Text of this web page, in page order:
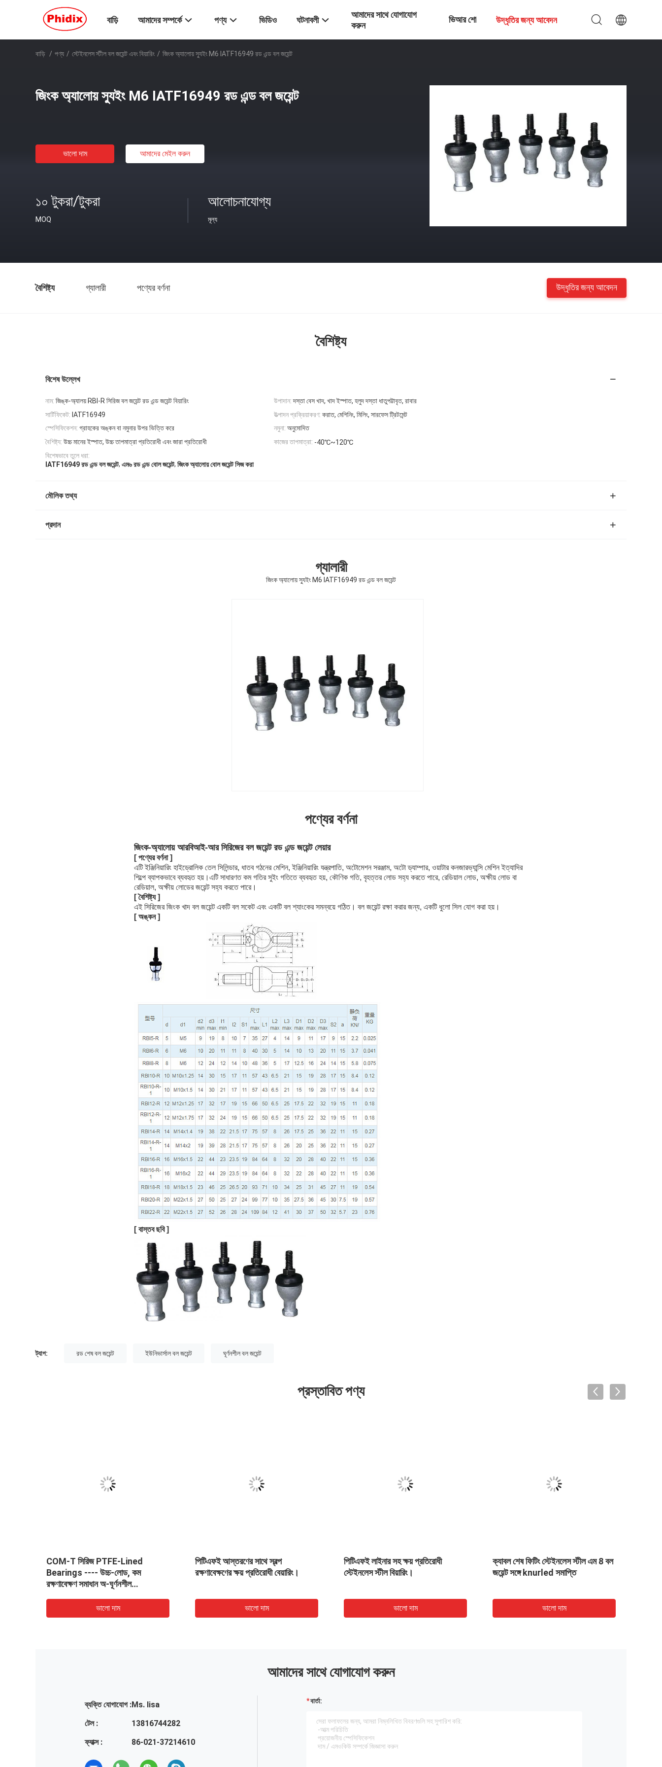
বাড়ি আমাদের সম্পর্কে পণ্য ভিডিও ঘটনাবলী
আমাদের সাথে যোগাযোগ
করুন
ভিআর শো উদ্ধৃতির জন্য আবেদন
বাড়ি / পণ্য / স্টেইনলেস স্টীল বল জয়েন্ট এবং বিয়ারিং / জিংক অ্যালোয় স্যুইং M6 IATF16949 রড এন্ড বল জয়েন্ট
জিংক অ্যালোয় স্যুইং M6 IATF16949 রড এন্ড বল জয়েন্ট
ভালো দাম আমাদের মেইল ​​করুন
১০ টুকরা/টুকরা
MOQ
আলোচনাযোগ্য
মূল্য
বৈশিষ্ট্য গ্যালারী পণ্যের বর্ণনা উদ্ধৃতির জন্য আবেদন
বৈশিষ্ট্য
বিশেষ উল্লেখ
নাম: জিঙ্ক-অ্যালয় RBI-R সিরিজ বল জয়েন্ট রড এন্ড জয়েন্ট বিয়ারিং উপাদান: দস্তা বেস খাদ, খাদ ইস্পাত, হলুদ দস্তা ধাতুপট্টাবৃত, রাবার
সার্টিফিকেট: IATF16949 উত্পাদন প্রক্রিয়াকরণ: করাত, মেশিনিং, মিলিং, সারফেস ট্রিটমেন্ট
স্পেসিফিকেশন: গ্রাহকের অঙ্কন বা নমুনার উপর ভিত্তি করে নমুনা: অনুমোদিত
বৈশিষ্ট্য: উচ্চ মানের ইস্পাত, উচ্চ তাপমাত্রা প্রতিরোধী এবং জারা প্রতিরোধী কাজের তাপমাত্রা: -40℃~120℃
বিশেষভাবে তুলে ধরা:
IATF16949 রড এন্ড বল জয়েন্ট, এম৬ রড এন্ড বোল জয়েন্ট, জিংক অ্যালোয় বোল জয়েন্ট সিজ করা
মৌলিক তথ্য
প্রদান
গ্যালারী
জিংক অ্যালোয় স্যুইং M6 IATF16949 রড এন্ড বল জয়েন্ট
পণ্যের বর্ণনা
জিংক-অ্যালোয় আরবিআই-আর সিরিজের বল জয়েন্ট রড এন্ড জয়েন্ট লেয়ার
[ পণ্যের বর্ণনা ]
এটি ইঞ্জিনিয়ারিং হাইড্রোলিক তেল সিলিন্ডার, ধাতব গঠনের মেশিন, ইঞ্জিনিয়ারিং যন্ত্রপাতি, অটোমেশন সরঞ্জাম, অটো ড্যাম্পার, ওয়াটার কনজারভ্যান্সি মেশিন ইত্যাদির
শিল্পে ব্যাপকভাবে ব্যবহৃত হয়।এটি সাধারণত কম গতির সুইং গতিতে ব্যবহৃত হয়, কৌণিক গতি, বৃহত্তর লোড সহ্য করতে পারে, রেডিয়াল লোড, অক্ষীয় লোড বা
রেডিয়াল, অক্ষীয় লোডের জয়েন্ট সহ্য করতে পারে।
[ বৈশিষ্ট্য ]
এই সিরিজের জিংক খাদ বল জয়েন্ট একটি বল সকেট এবং একটি বল শ্যাংকের সমন্বয়ে গঠিত। বল জয়েন্ট রক্ষা করার জন্য, একটি ধুলো সিল যোগ করা হয়।
[ অঙ্কন ]
[ বাস্তব ছবি ]
ট্যাগ: রড শেষ বল জয়েন্ট ইউনিভার্সাল বল জয়েন্ট ঘূর্ণনশীল বল জয়েন্ট
প্রস্তাবিত পণ্য
COM-T সিরিজ PTFE-Lined
Bearings ---- উচ্চ-লোড, কম
রক্ষণাবেক্ষণ সমাধান অ-ঘূর্ণনশীল
ভালো দাম
পিটিএফই আস্তরণের সাথে স্বল্প
রক্ষণাবেক্ষণের ক্ষয় প্রতিরোধী বেয়ারিং।
ভালো দাম
পিটিএফই লাইনার সহ ক্ষয় প্রতিরোধী
স্টেইনলেস স্টীল বিয়ারিং।
ভালো দাম
ক্যাবল শেষ ফিটিং স্টেইনলেস স্টীল এম 8 বল
জয়েন্ট সঙ্গে knurled সমাপ্তি
ভালো দাম
আমাদের সাথে যোগাযোগ করুন
ব্যক্তি যোগাযোগ :Ms. lisa
টেল :
13816744282
ফ্যাক্স :
86-021-37214610
বার্তা: